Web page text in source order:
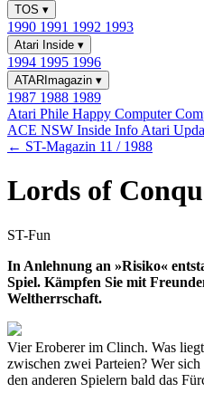
TOS ▾
1990 1991 1992 1993
Atari Inside ▾
1994 1995 1996
ATARImagazin ▾
1987 1988 1989
Atari Phile Happy Computer
ACE NSW Inside Info Atari
← ST-Magazin 11 / 1988
Lords of
ST-Fun
In Anlehnung an »Risiko«
Spiel. Kämpfen Sie mit
Weltherrschaft.
Vier Eroberer im Clinch. Was
zwischen zwei Parteien? Wer
den anderen Spielern bald das